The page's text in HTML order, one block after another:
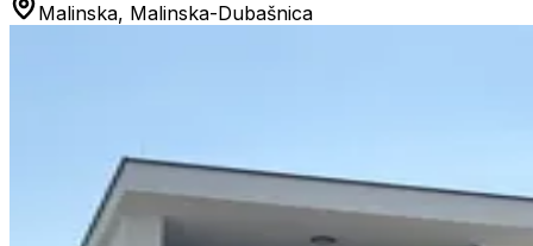
Malinska, Malinska-Dubašnica